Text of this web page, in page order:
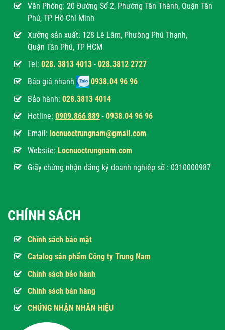
Văn Phòng: 20 Đường Số 2, Phường Tân Thành, Quận Tân
Phú, TP. Hồ Chí Minh
Xưởng sản xuất: 128 Lê Lâm, Phường Phú Thạnh,
Quận Tân Phú, TP HCM
Tel: 028. 3813 4013 - 028.3812 2727
Báo giá nhanh
0938.04 96 96
Bảo hành: 028.3813 4014
Hotline: 0909.866 889 - 0938.04 96 96
Email: locnuoctrungnam@gmail.com
Website: Locnuoctrungnam.com
Giấy chứng nhận đăng ký doanh nghiệp số : 0310000987
CHÍNH SÁCH
Chính sách bảo mật
Catalog sản phẩm Công ty Trung Nam
Chính sách bảo hành
Chính sách bán hàng
CHỨNG NHẬN NHÃN HIỆU